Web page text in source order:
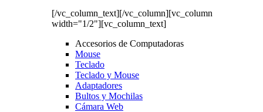
[/vc_column_text][/vc_column][vc_column
width="1/2"][vc_column_text]
Accesorios de Computadoras
Mouse
Teclado
Teclado y Mouse
Adaptadores
Bultos y Mochilas
Cámara Web